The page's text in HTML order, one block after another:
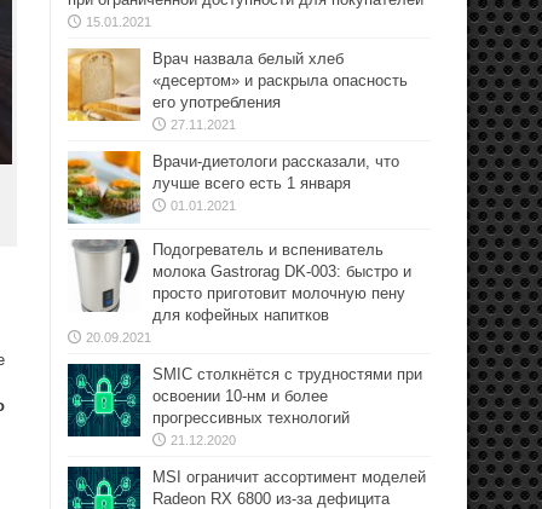
15.01.2021
Врач назвала белый хлеб
«десертом» и раскрыла опасность
его употребления
27.11.2021
Врачи-диетологи рассказали, что
лучше всего есть 1 января
01.01.2021
Подогреватель и вспениватель
молока Gastrorag DK-003: быстро и
просто приготовит молочную пену
для кофейных напитков
20.09.2021
SMIC столкнётся с трудностями при
освоении 10-нм и более
прогрессивных технологий
21.12.2020
MSI ограничит ассортимент моделей
Radeon RX 6800 из-за дефицита